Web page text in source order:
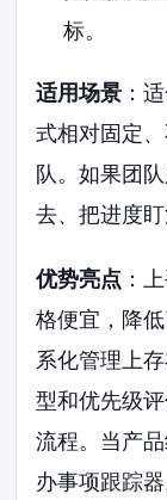
标。
适用场景 ：
式相对固定
队。如果团
去、把进度
优势亮点 ：
格便宜，降
系化管理上
型和优先级
流程。当产
办事项跟踪器